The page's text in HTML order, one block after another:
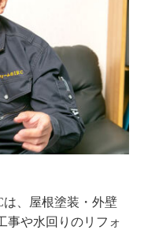
、屋根塗装・外壁
事や水回りのリフォ